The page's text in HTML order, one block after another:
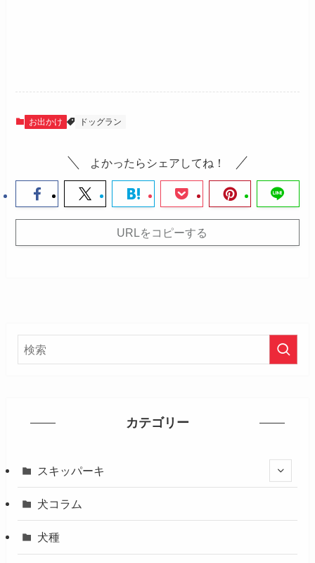
お出かけ ドッグラン
よかったらシェアしてね！
URLをコピーする
カテゴリー
スキッパーキ
犬コラム
犬種